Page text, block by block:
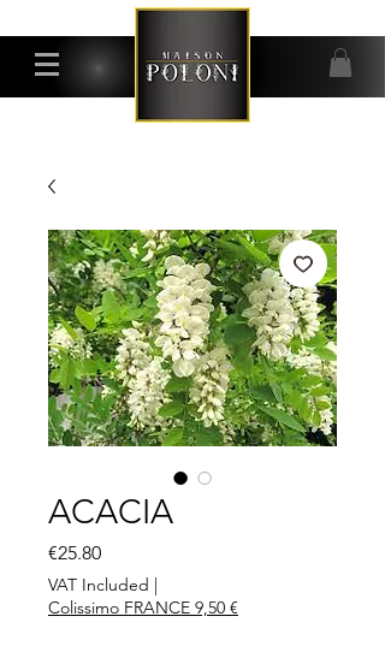
ACACIA
€25.80Price
VAT Included |
Colissimo FRANCE 9,50 €